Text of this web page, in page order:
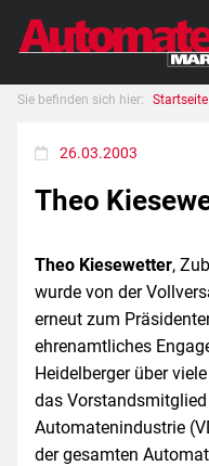
Sie befinden sich hier: Startseite
26.03.2003
Theo
Theo Kiesewetter,
wurde von der
erneut zum
ehrenamtliches
Heidelberger über
das
Automatenindustrie
der gesamten